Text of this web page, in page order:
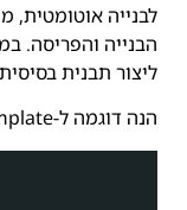
לבנייה
הבנייה והפריסה.
ליצור תבנית
הנה דוגמה ל-Template פשוטה: